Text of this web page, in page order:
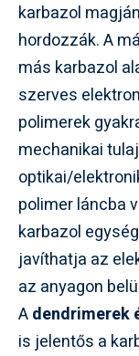
karbazol
hordozzák. A
más karbazol
szerves
polimerek
mechanikai
optikai/
polimer láncba
karbazol
javíthatja az
az anyagon
Adendrimerek
is jelentős a